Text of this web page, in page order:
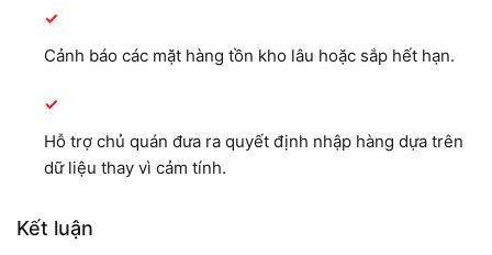
Cảnh báo các mặt hàng tồn kho lâu hoặc sắp hết hạn.
Hỗ trợ chủ quán đưa ra quyết định nhập hàng dựa trên
dữ liệu thay vì cảm tính.
Kết luận